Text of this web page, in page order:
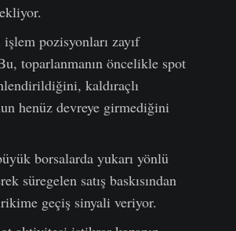
pozisyonları zayıf
toparlanmanın öncelikle spot
kaldıraçlı
henüz devreye girmediğini
borsalarda yukarı yönlü
süregelen satış baskısından
geçiş sinyali veriyor.